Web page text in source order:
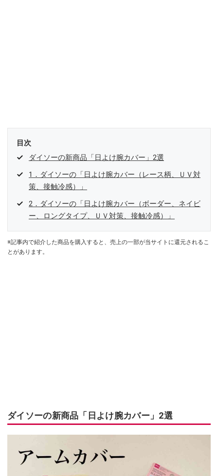
目次
ダイソーの新商品「日よけ腕カバー」2選
1．ダイソーの「日よけ腕カバー（レース柄、ＵＶ対
策、接触冷感）」
2．ダイソーの「日よけ腕カバー（ボーダー、ネイビ
ー、ロングタイプ、ＵＶ対策、接触冷感）」
※記事内で紹介した商品を購入すると、売上の一部が当サイトに還元されるこ
とがあります。
ダイソーの新商品「日よけ腕カバー」2選